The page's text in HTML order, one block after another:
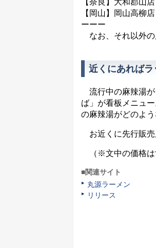
【岡山】岡山高柳店
ーーー
なお、それ以外の
近くにあればラ
流行中の麻辣湯が
ば」が看板メニュ
の麻辣湯がどのよ
お近くに先行販売
（※文中の価格は
■関連サイト
丸源ラーメン
リリース